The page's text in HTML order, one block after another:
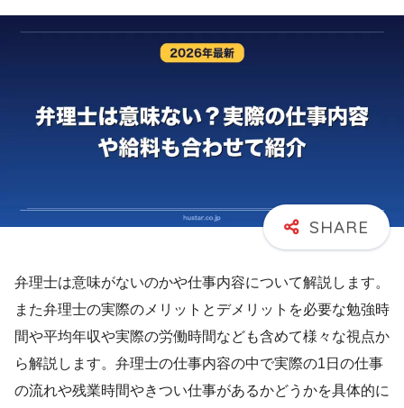
弁理士は意味がないのかや仕事内容について解説します。
また弁理士の実際のメリットとデメリットを必要な勉強時
間や平均年収や実際の労働時間なども含めて様々な視点か
ら解説します。弁理士の仕事内容の中で実際の1日の仕事
の流れや残業時間やきつい仕事があるかどうかを具体的に